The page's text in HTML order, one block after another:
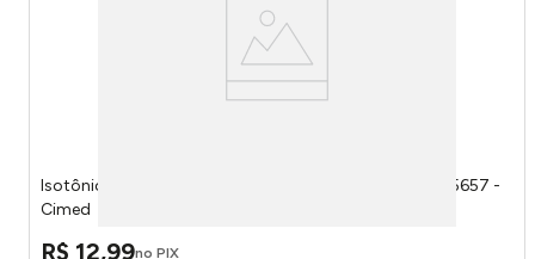
Isotônico Flynow Fini Minhocas Maçã Verde 500ml 105657 -
Cimed
R$ 12,99no PIX